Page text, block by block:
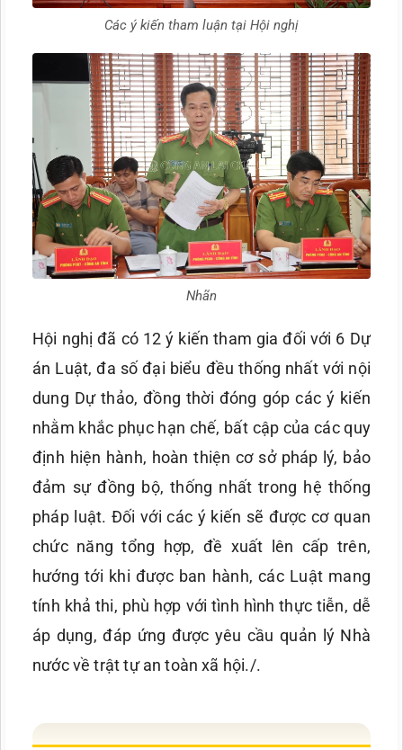
Các ý kiến tham luận tại Hội nghị
Nhãn
Hội nghị đã có 12 ý kiến tham gia đối với 6 Dự
án Luật, đa số đại biểu đều thống nhất với nội
dung Dự thảo, đồng thời đóng góp các ý kiến
nhằm khắc phục hạn chế, bất cập của các quy
định hiện hành, hoàn thiện cơ sở pháp lý, bảo
đảm sự đồng bộ, thống nhất trong hệ thống
pháp luật. Đối với các ý kiến sẽ được cơ quan
chức năng tổng hợp, đề xuất lên cấp trên,
hướng tới khi được ban hành, các Luật mang
tính khả thi, phù hợp với tình hình thực tiễn, dễ
áp dụng, đáp ứng được yêu cầu quản lý Nhà
nước về trật tự an toàn xã hội./.